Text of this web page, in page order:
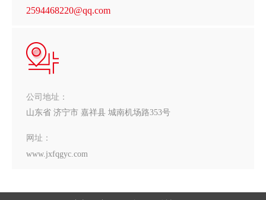
2594468220@qq.com
公司地址：
山东省 济宁市 嘉祥县 城南机场路353号
网址：
www.jxfqgyc.com